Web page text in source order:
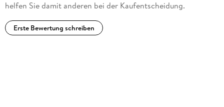
helfen Sie damit anderen bei der Kaufentscheidung.
Erste Bewertung schreiben